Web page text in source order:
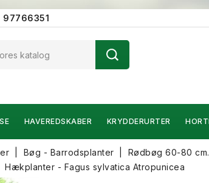
97766351
HAVEREDSKABER KRYDDERURTER
Bøg - Barrodsplanter
Rødbøg 60-80
Hækplanter - Fagus sylvatica Atropunicea